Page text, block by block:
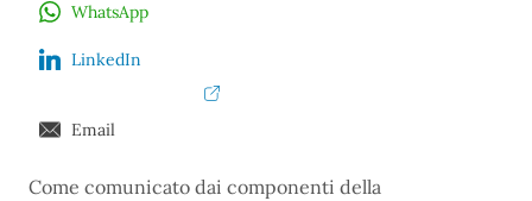
WhatsApp
LinkedIn
Email
Come comunicato dai componenti della